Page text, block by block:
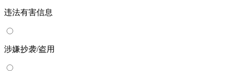
违法有害信息
涉嫌抄袭/盗用